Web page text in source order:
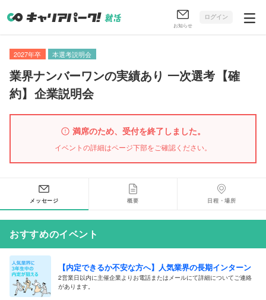
お知らせ
ログイン
2027年卒 本選考説明会
業界ナンバーワンの実績あり 一次選考 【確
約】 企業説明会
満席のため、受付を終了しました。
イベントの詳細はページ下部をご確認ください。
メッセージ 概要 日程・場所
おすすめのイベント
【内定できるか不安な方へ】人気業界の長期インターン
2営業日以内に主催企業よりお電話またはメールにて詳細についてご連絡
があります。